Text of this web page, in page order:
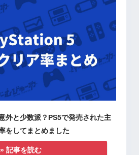
外と少数派？PS5で発売された主
をしてまとめました
» 記事を読む